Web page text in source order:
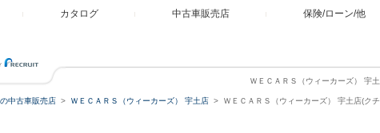
カタログ 中古車販売店 保険/ローン/他
ＷＥＣＡＲＳ（ウィーカーズ） 宇
中古車販売店 ＷＥＣＡＲＳ（ウィーカーズ） 宇土店 ＷＥＣＡＲＳ（ウィーカーズ） 宇土店(ク